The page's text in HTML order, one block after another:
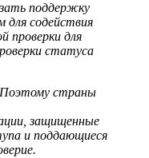
поддержку
для содействия
проверки для
статуса
Поэтому страны
защищенные
и поддающиеся